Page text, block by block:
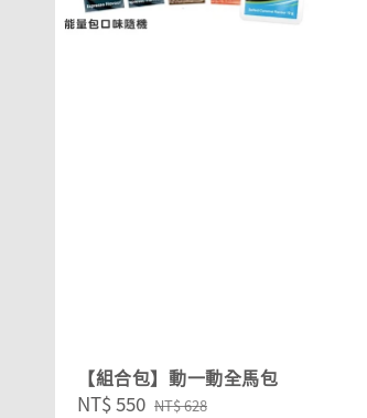
【組合包】動一動全馬包
Sale
NT$ 550 Regular
NT$ 628